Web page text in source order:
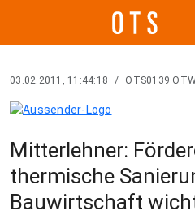
03.02.2011, 11:44:18 / OTS0139
Mitterlehner:
thermische
Bauwirtschaft